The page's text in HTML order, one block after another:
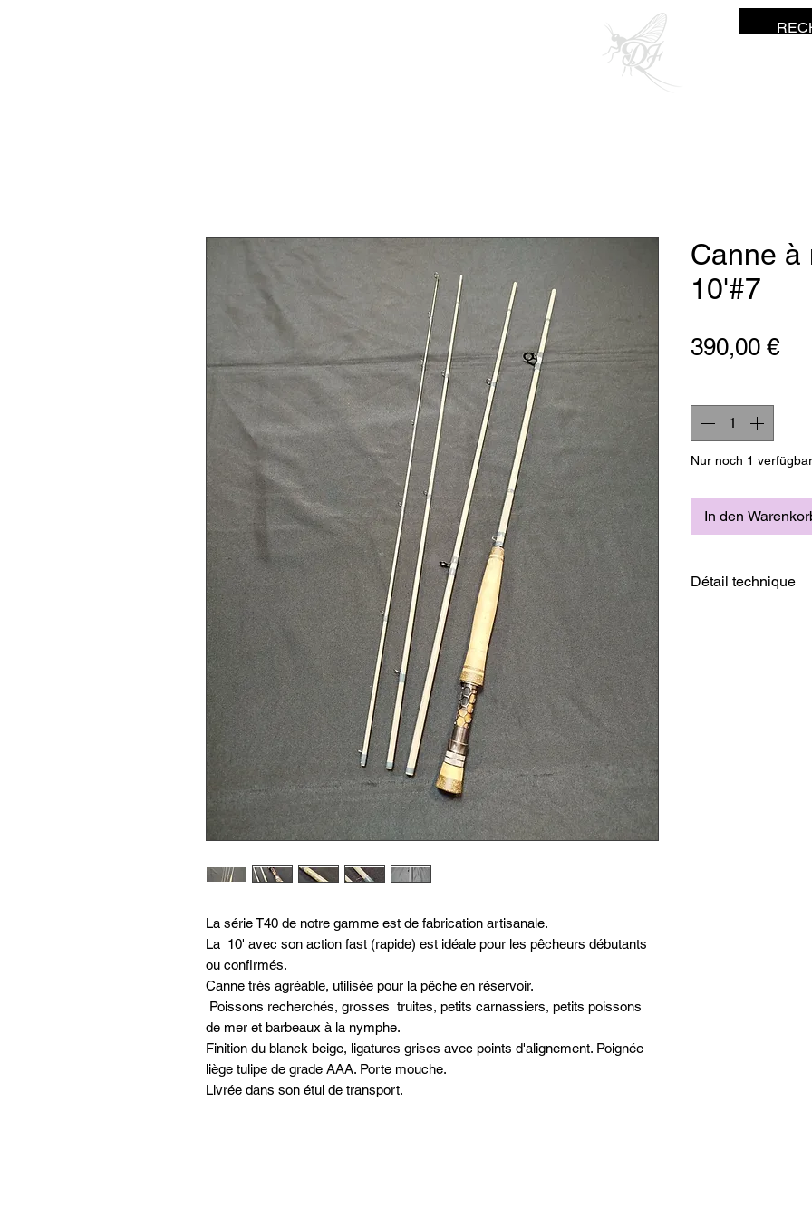
La série T40 de notre gamme est de fabrication artisanale.
La 10' avec son action fast (rapide) est idéale pour les pêcheurs débutants
ou confirmés.
Canne très agréable, utilisée pour la pêche en réservoir.
Poissons recherchés, grosses truites, petits carnassiers, petits poissons
de mer et barbeaux à la nymphe.
Finition du blanck beige, ligatures grises avec points d'alignement. Poignée
liège tulipe de grade AAA. Porte mouche.
Livrée dans son étui de transport.
Canne à
10'#7
390,00 €
Nur noch 1 verfügbar
In den
Détail technique